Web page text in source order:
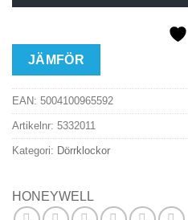
JÄMFÖR
EAN: 5004100965592
Artikelnr: 5332011
Kategori: Dörrklockor
HONEYWELL